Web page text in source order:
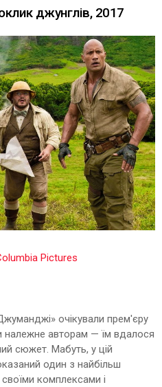
джунглів, 2017
Pictures
очікували прем'єру
належне авторам — їм вдалося
сюжет. Мабуть, у цій
один з найбільш
комплексами і